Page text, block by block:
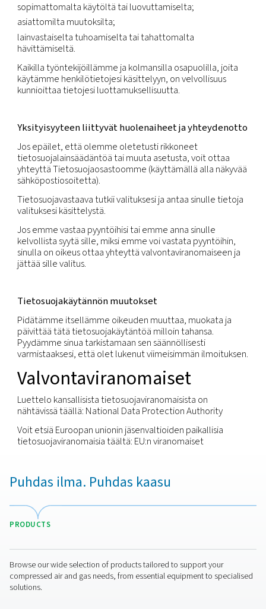
Sinulla on oikeus saada rajoituksetta, kohtuullisin
ilman perusteetonta viivästystä tai kustannusta
kaikista sinuun liittyvistä käsiteltävistä tiedoista.
Sinulla on oikeus saada epätarkat tai
henkilötietosi oikaistua tai päivitettyä.
Sinulla on oikeus saada henkilötietosi poistettua.
henkilökohtaisten olosuhteidesi perusteella, ellei
käsittelyä edellytetä laissa. Jos vastustaminen on
perusteltua, käsittely on lopetettava.
Sinulla on oikeus pyytää tietojen siirtämistä.
siirrettävyys tarkoittaa, että henkilötietosi
jäsennellyssä, yleisesti käytetyssä ja koneellisesti
luettavassa muodossa, jotta ne voidaan siirtää
yhtiölle helposti. Oikeutta tietojen siirtoon
rajoittaa, toisin sanoen tietojen siirtoa ei sovelleta
paperitallenteisiin eikä sillä voida rajoittaa muiden
oikeuksia tai yhtiön arkaluonteisten tietojen
Sinulla on oikeus olla joutumatta sellaisen
kohteeksi, joka perustuu pelkästään
käsittelyyn, jos päätöksellä on oikeusvaikutuksia
vaikuttaa sinuun merkittävällä tavalla.
Sinulla on oikeus peruuttaa kaikki tiettyä
aiemmin antamasi suostumukset, jos
Me kunnioitamme näitä oikeuksia ja olemme
käyttöön prosesseja huomioidaksemme henkilöt,
haluavat käyttää oikeuksiaan, ja vastataksemme
Tietosuojaosastoomme (käyttämällä alla näkyvää
Turvallisuus
Olemme sitoutuneet varmistamaan, että
henkilötietosi pidetään turvassa. Olemme